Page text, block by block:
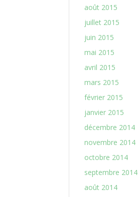
août 2015
juillet 2015
juin 2015
mai 2015
avril 2015
mars 2015
février 2015
janvier 2015
décembre 2014
novembre 2014
octobre 2014
septembre 2014
août 2014